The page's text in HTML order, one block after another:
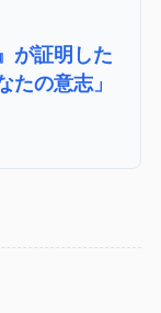
が証明した
たの意志」